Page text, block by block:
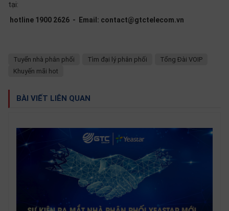
tại:
hotline 1900 2626 - Email: contact@gtctelecom.vn
Tuyển nhà phân phối Tìm đại lý phân phối
Tổng Đài VOIP
Khuyến mãi hot
BÀI VIẾT LIÊN QUAN